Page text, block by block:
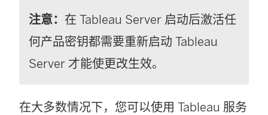
打
开
注意： 在 Tableau Server 启动后激活任
何产品密钥都需要重新启动 Tableau
Server 才能使更改生效。
在大多数情况下，您可以使用 Tableau 服务